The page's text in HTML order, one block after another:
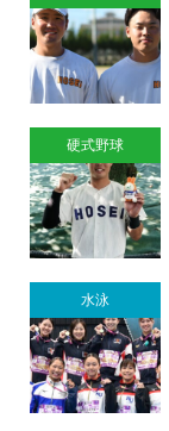
硬式野球
水泳